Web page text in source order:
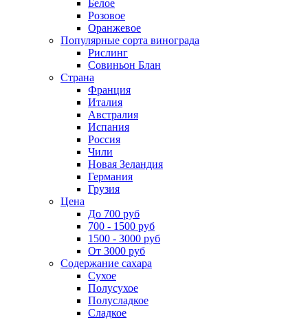
Белое
Розовое
Оранжевое
Популярные сорта винограда
Рислинг
Совиньон Блан
Страна
Франция
Италия
Австралия
Испания
Россия
Чили
Новая Зеландия
Германия
Грузия
Цена
До 700 руб
700 - 1500 руб
1500 - 3000 руб
От 3000 руб
Содержание сахара
Сухое
Полусухое
Полусладкое
Сладкое